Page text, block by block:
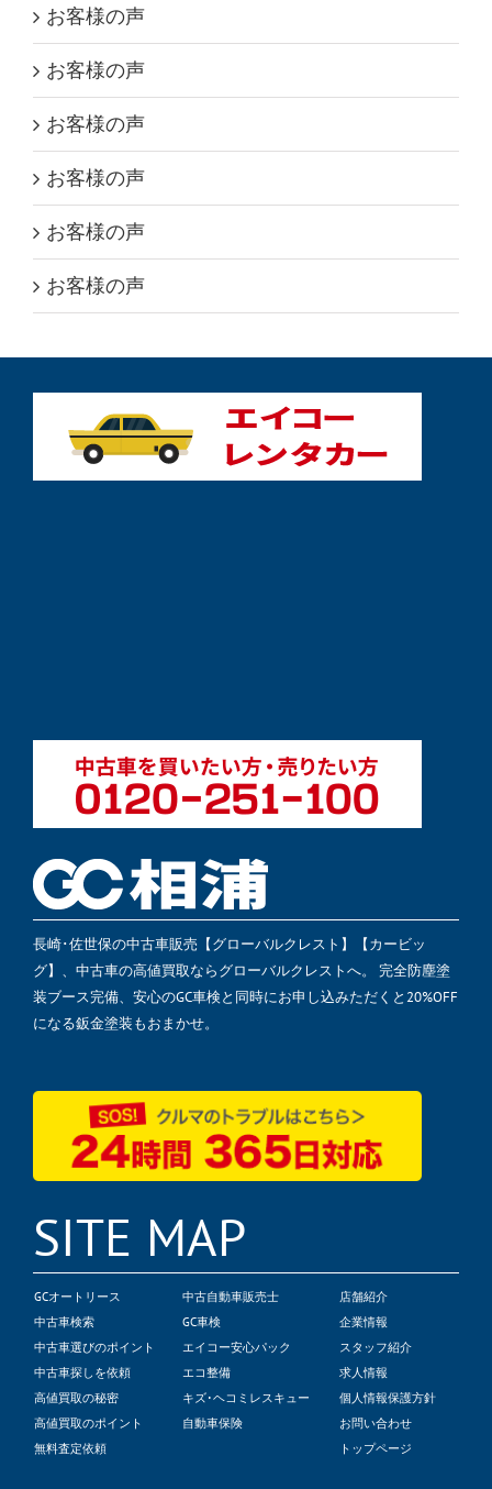
お客様の声
お客様の声
お客様の声
お客様の声
お客様の声
お客様の声
長崎･佐世保の中古車販売【グローバルクレスト】【カービッ
グ】、中古車の高値買取ならグローバルクレストへ。 完全防塵塗
装ブース完備、安心のGC車検と同時にお申し込みただくと20%OFF
になる鈑金塗装もおまかせ。
SITE MAP
GCオートリース
中古車検索
中古車選びのポイント
中古車探しを依頼
高値買取の秘密
高値買取のポイント
無料査定依頼
中古自動車販売士
GC車検
エイコー安心パック
エコ整備
キズ･ヘコミレスキュー
自動車保険
店舗紹介
企業情報
スタッフ紹介
求人情報
個人情報保護方針
お問い合わせ
トップページ